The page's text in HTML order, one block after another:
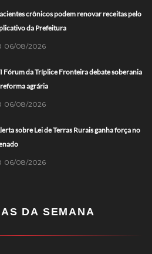
crônicos podem renovar receitas pelo
da Prefeitura
06/08/2026
Fórum da Tríplice Fronteira debate soberania
agrária
06/08/2026
sobre Lei de Terras Rurais ganha força no
06/08/2026
DA SEMANA